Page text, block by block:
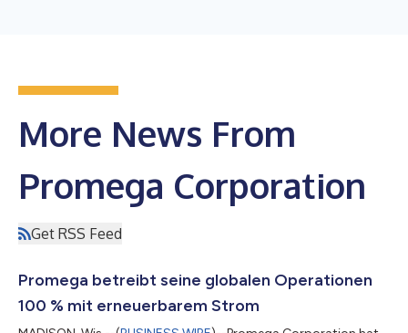
More News From
Promega Corporation
Get RSS Feed
Promega betreibt seine globalen Operationen
100 % mit erneuerbarem Strom